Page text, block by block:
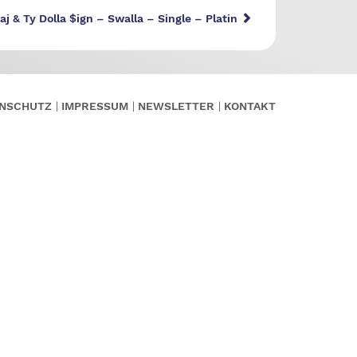
& Ty Dolla $ign – Swalla – Single – Platin
IMPRESSUM NEWSLETTER KONTAKT